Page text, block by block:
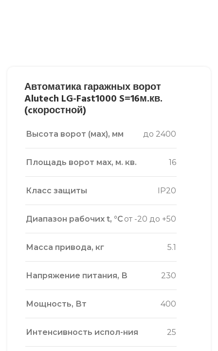
Автоматика гаражных ворот
Alutech LG-Fast1000 S=16м.кв.
(cкоростной)
Высота ворот (маx), мм до 2400
Площадь ворот маx, м. кв. 16
Класс защиты IP20
Диапазон рабочих t, °С от -20 до +50
Масса привода, кг 5.1
Напряжение питания, В 230
Мощность, Вт 400
Интенсивность испол-ния 25